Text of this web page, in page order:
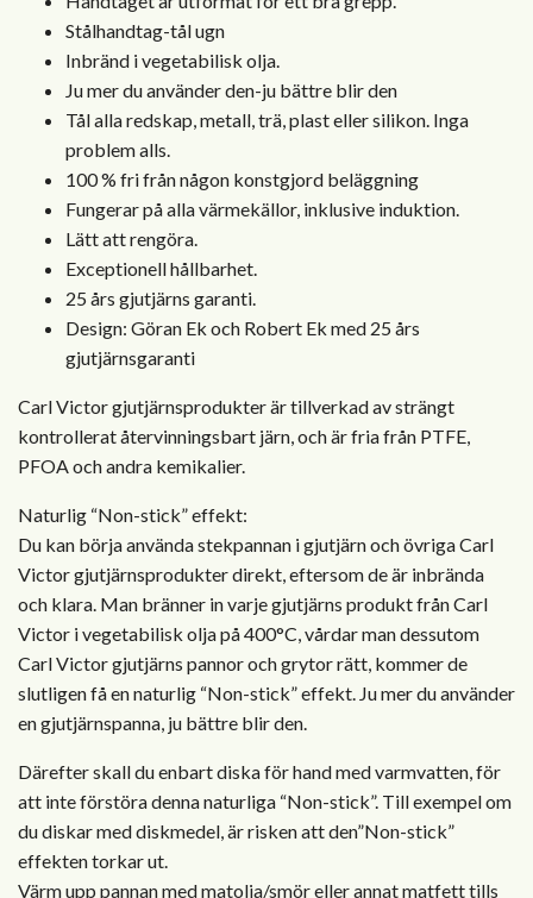
Stålhandtag-tål ugn
Inbränd i vegetabilisk olja.
Ju mer du använder den-ju bättre blir den
Tål alla redskap, metall, trä, plast eller silikon. Inga
problem alls.
100 % fri från någon konstgjord beläggning
Fungerar på alla värmekällor, inklusive induktion.
Lätt att rengöra.
Exceptionell hållbarhet.
25 års gjutjärns garanti.
Design: Göran Ek och Robert Ek med 25 års
gjutjärnsgaranti
Carl Victor gjutjärnsprodukter är tillverkad av strängt
kontrollerat återvinningsbart järn, och är fria från PTFE,
PFOA och andra kemikalier.
Naturlig “Non-stick” effekt:
Du kan börja använda stekpannan i gjutjärn och övriga Carl
Victor gjutjärnsprodukter direkt, eftersom de är inbrända
och klara. Man bränner in varje gjutjärns produkt från Carl
Victor i vegetabilisk olja på 400°C, vårdar man dessutom
Carl Victor gjutjärns pannor och grytor rätt, kommer de
slutligen få en naturlig “Non-stick” effekt. Ju mer du använder
en gjutjärnspanna, ju bättre blir den.
Därefter skall du enbart diska för hand med varmvatten, för
att inte förstöra denna naturliga “Non-stick”. Till exempel om
du diskar med diskmedel, är risken att den”Non-stick”
effekten torkar ut.
Värm upp pannan med matolja/smör eller annat matfett tills